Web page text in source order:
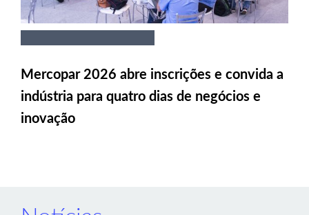
Mercopar 2026 abre inscrições e convida a
indústria para quatro dias de negócios e
inovação